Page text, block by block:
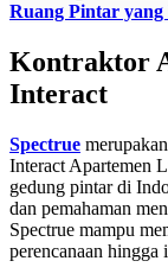
Ruang Pintar yang
Kontraktor
Interact
Spectrue
Interact Apartemen
gedung pintar di
dan pemahaman
Spectrue mampu
perencanaan hingga